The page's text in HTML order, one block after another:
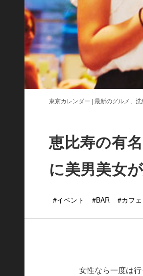
東京カレンダー | 最新のグルメ、
恵比寿の有
に美男美女
#イベント #BAR #カフェ
女性なら一度は